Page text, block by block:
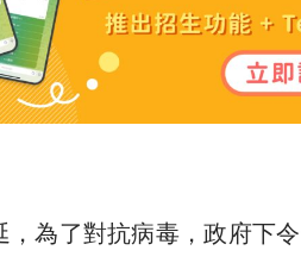
，為了對抗病毒，政府下